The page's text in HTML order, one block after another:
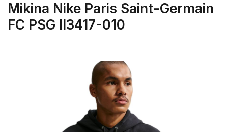
Mikina Nike Paris Saint-Germain
FC PSG II3417-010